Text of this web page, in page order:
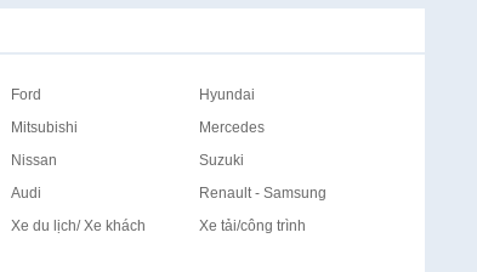
Ford
Hyundai
Mitsubishi
Mercedes
Nissan
Suzuki
Audi
Renault - Samsung
Xe du lịch/ Xe khách
Xe tải/công trình